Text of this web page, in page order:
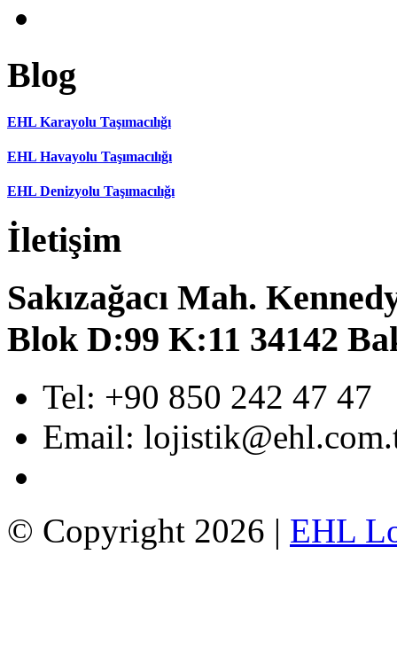
Blog
EHL Karayolu Taşımacılığı
EHL Havayolu Taşımacılığı
EHL Denizyolu Taşımacılığı
İletişim
Sakızağacı Mah.
Blok D:99 K:11 34142
Tel: +90 850 242 47 47
Email:
© Copyright 2026 | EHL